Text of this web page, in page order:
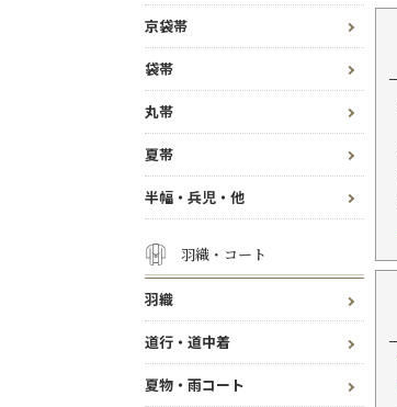
京袋帯
袋帯
丸帯
夏帯
半幅・兵児・他
羽織・コート
羽織
道行・道中着
夏物・雨コート